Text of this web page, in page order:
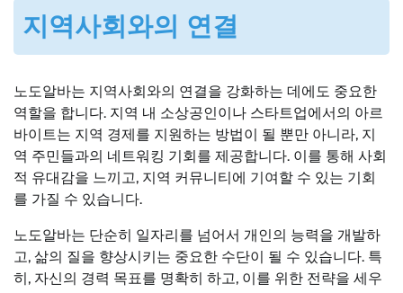
지역사회와의 연결
노도알바는 지역사회와의 연결을 강화하는 데에도 중요한
역할을 합니다. 지역 내 소상공인이나 스타트업에서의 아르
바이트는 지역 경제를 지원하는 방법이 될 뿐만 아니라, 지
역 주민들과의 네트워킹 기회를 제공합니다. 이를 통해 사회
적 유대감을 느끼고, 지역 커뮤니티에 기여할 수 있는 기회
를 가질 수 있습니다.
노도알바는 단순히 일자리를 넘어서 개인의 능력을 개발하
고, 삶의 질을 향상시키는 중요한 수단이 될 수 있습니다. 특
히, 자신의 경력 목표를 명확히 하고, 이를 위한 전략을 세우